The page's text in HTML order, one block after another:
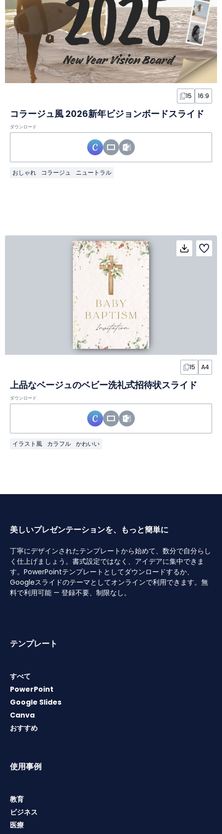
15 16:9
コラージュ風 2026新年ビジョンボードスライド
ダウンロード
おしゃれ コラージュ ニュートラル
15 A4
上品なベージュのベビー洗礼式招待状スライド
ダウンロード
イラスト風 カラフル かわいい
美しいプレゼンテーションを、もっと簡単に
丁寧にデザインされたテンプレートから始めて、数分で自分らし
く仕上げましょう。書式設定ではなく、アイデアに集中できま
す。PowerPointテンプレートとしてダウンロードするか、
Googleスライドのテーマとしてオンラインで利用できます。無
料で利用可能 — 登録不要、制限なし。
テンプレート
すべて
PowerPoint
Google Slides
Canva
おすすめ
使用事例
教育
ビジネス
医療